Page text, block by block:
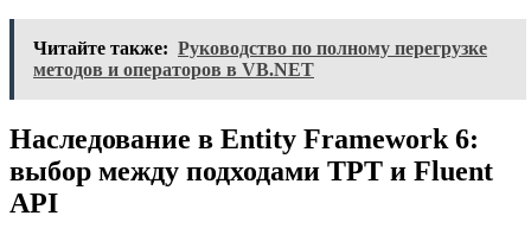
Читайте также: Руководство по полному перегрузке
методов и операторов в VB.NET
Наследование в Entity Framework 6:
выбор между подходами TPT и Fluent
API